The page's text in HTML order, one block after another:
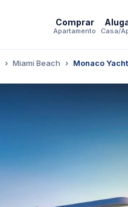
Comprar
Apartamento Casa/
Miami Beach Monaco